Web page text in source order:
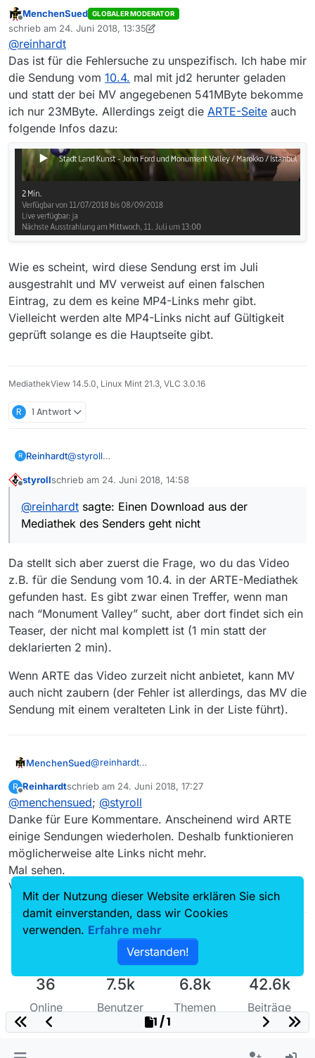
ich habe seit einigen Tagen auf ARTE.DE das gleiche
Problem mit Sendungen aus der Rubrik “Stadt Land
gesendet wurden. Sowohl ältere als neuere
Sendungen aus der Sendereihe lassen sich ohne
Probleme downloaden.
Ich nutze den Internet Explorer. Einen Download aus
der Mediathek des Senders geht nicht (ich habe
bisher keinen Dienst gefunden, der mit der Teilen-
z.B. Audials findet die Quellen ebenfalls nicht, und
der Live-Mitschnitt verbietet jede andere parallele
Anwendung …
Gruß, Reinhardt
Offline
MenchenSued GLOBALER MODERATOR
schrieb am 24. Juni 2018, 13:35
zuletzt editiert von MenchenSued
@reinhardt
Das ist für die Fehlersuche zu unspezifisch. Ich habe mir
die Sendung vom 10.4. mal mit jd2 herunter geladen
und statt der bei MV angegebenen 541MByte bekomme
ich nur 23MByte. Allerdings zeigt die ARTE-Seite auch
folgende Infos dazu:
Wie es scheint, wird diese Sendung erst im Juli
ausgestrahlt und MV verweist auf einen falschen
Eintrag, zu dem es keine MP4-Links mehr gibt.
Vielleicht werden alte MP4-Links nicht auf Gültigkeit
geprüft solange es die Hauptseite gibt.
MediathekView 14.5.0, Linux Mint 21.3, VLC 3.0.16
R 1 Antwort
R Reinhardt@styroll
ich habe seit einigen Tagen auf ARTE.DE das gleiche
Kunst”, die zwischen dem 28.3.18 und dem 23.4.18
gesendet wurden. Sowohl ältere als neuere
Ich nutze den Internet Explorer. Einen Download aus
der Mediathek des Senders geht nicht (ich habe
bisher keinen Dienst gefunden, der mit der Teilen-
Adresse etwas ausrichten konnte), Streaming über
z.B. Audials findet die Quellen ebenfalls nicht, und
der Live-Mitschnitt verbietet jede andere parallele
Anwendung …
Hat von Euch noch jemand einen Vorschlag?
Gruß, Reinhardt
styrollschrieb am 24. Juni 2018, 14:58
zuletzt editiert von
@reinhardt sagte: Einen Download aus der
Mediathek des Senders geht nicht
Da stellt sich aber zuerst die Frage, wo du das Video
z.B. für die Sendung vom 10.4. in der ARTE-Mediathek
gefunden hast. Es gibt zwar einen Treffer, wenn man
nach “Monument Valley” sucht, aber dort findet sich ein
Teaser, der nicht mal komplett ist (1 min statt der
deklarierten 2 min).
Wenn ARTE das Video zurzeit nicht anbietet, kann MV
auch nicht zaubern (der Fehler ist allerdings, das MV die
Sendung mit einem veralteten Link in der Liste führt).
MenchenSued@reinhardt
habe mir die Sendung vom
herunter geladen und statt der bei MV
angegebenen 541MByte bekomme ich nur
23MByte. Allerdings zeigt die
ARTE-Seite
folgende Infos dazu:
Wie es scheint, wird diese Sendung erst im Juli
ausgestrahlt und MV verweist auf einen
falschen Eintrag, zu dem es keine MP4-Links
mehr gibt. Vielleicht werden alte MP4-Links
nicht auf Gültigkeit geprüft solange es die
Hauptseite gibt.
R Reinhardtschrieb am 24. Juni 2018, 17:27
zuletzt editiert von
@menchensued; @styroll
Danke für Eure Kommentare. Anscheinend wird ARTE
einige Sendungen wiederholen. Deshalb funktionieren
möglicherweise alte Links nicht mehr.
Mal sehen.
Viele Grüße, Reinhardt
36
Online
7.5k
Benutzer
6.8k
Themen
42.6k
Beiträge
1 / 1
Mit der Nutzung dieser Website erklären Sie sich
damit einverstanden, dass wir Cookies
verwenden. Erfahre mehr
Verstanden!